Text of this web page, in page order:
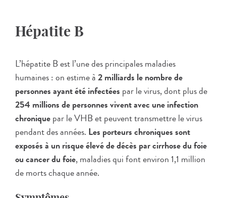
Hépatite B
L’hépatite B est l’une des principales maladies
humaines : on estime à2 milliards le nombre de
personnes ayant été infectées par le virus, dont plus de
254 millions de personnes vivent avec une infection
chroniquepar le VHB et peuvent transmettre le virus
pendant des années. Les porteurs chroniques sont
exposés à un risque élevé de décès par cirrhose du foie
ou cancer du foie, maladies qui font environ 1,1 million
de morts chaque année.